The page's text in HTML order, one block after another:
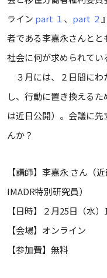
ライン part １ 、 part ２
者である李嘉永さんと
社会に何が求められてい
３月には、２日間にわ
し、行動に置き換える
は近日公開）。会議に
んか？
【講師】李嘉永 さん（
IMADR特別研究員）
【日時】２月25日（水
【会場】オンライン
【参加費】無料